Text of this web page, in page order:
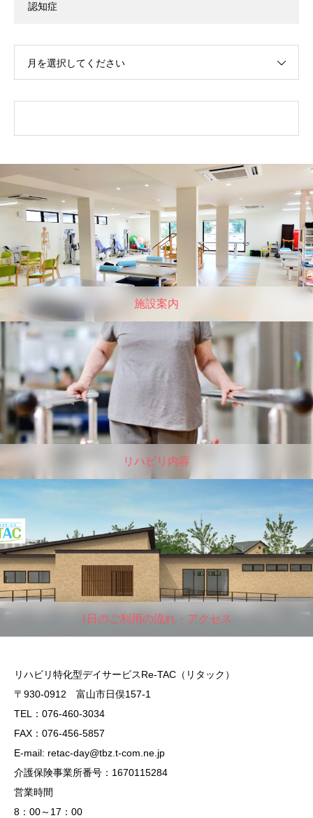
認知症
月を選択してください
施設案内
リハビリ内容
1日のご利用の流れ・アクセス
リハビリ特化型デイサービスRe-TAC（リタック）
〒930-0912 富山市日俣157-1
TEL：076-460-3034
FAX：076-456-5857
E-mail: retac-day@tbz.t-com.ne.jp
介護保険事業所番号：1670115284
営業時間
8：00～17：00